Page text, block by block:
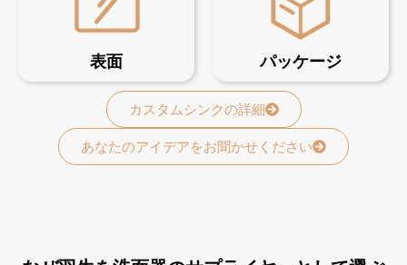
表面 パッケージ
カスタムシンクの詳細
あなたのアイデアをお聞かせください